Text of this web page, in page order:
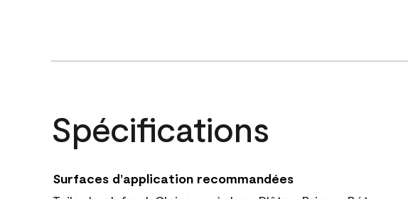
Spécifications
Surfaces d’application recommandées